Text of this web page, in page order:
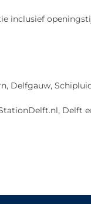
inclusief
Delfgauw,
Delft